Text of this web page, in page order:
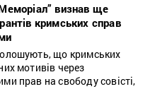
визнав ще
кримських справ
що кримських
мотивів через
прав на свободу совісті,